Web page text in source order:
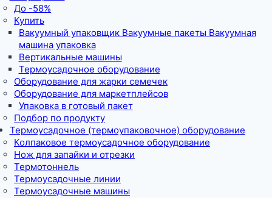
До -58%
Купить
Вакуумный упаковщик Вакуумные пакеты Вакуумная
машина упаковка
Вертикальные машины
Термоусадочное оборудование
Оборудование для жарки семечек
Оборудование для маркетплейсов
Упаковка в готовый пакет
Подбор по продукту
Термоусадочное (термоупаковочное) оборудование
Колпаковое термоусадочное оборудование
Нож для запайки и отрезки
Термотоннель
Термоусадочные линии
Термоусадочные машины